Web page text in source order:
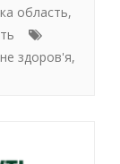
область,
здоров'я,